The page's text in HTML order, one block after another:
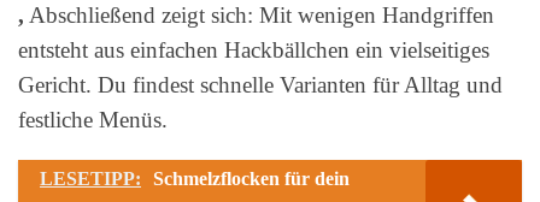
, Abschließend zeigt sich: Mit wenigen Handgriffen
entsteht aus einfachen Hackbällchen ein vielseitiges
Gericht. Du findest schnelle Varianten für Alltag und
festliche Menüs.
LESETIPP:
Schmelzflocken für dein